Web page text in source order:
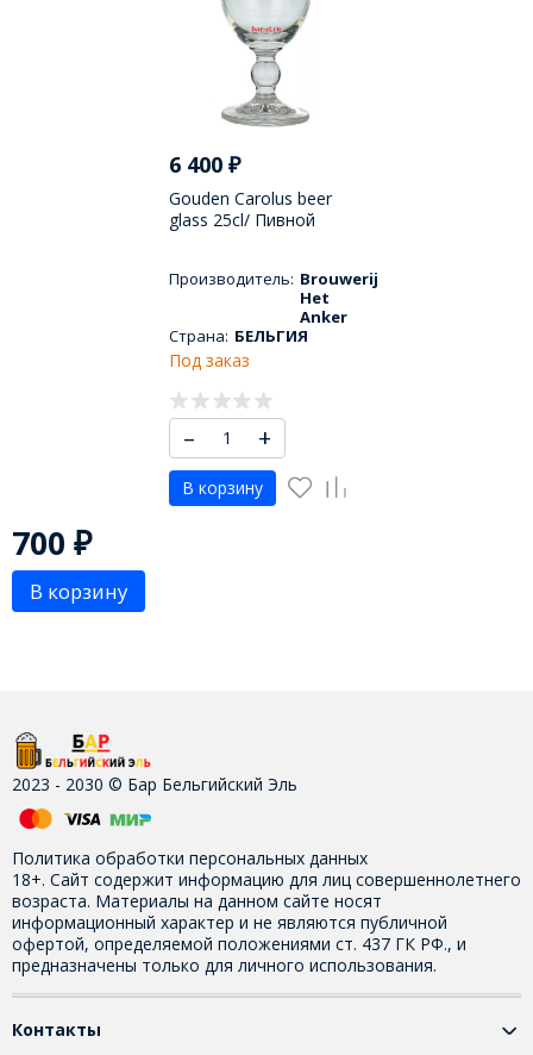
6 400 ₽
Gouden Carolus beer
glass 25cl/ Пивной
Производитель: Brouwerij
Het
Anker
Страна: БЕЛЬГИЯ
Под заказ
– +
В корзину
700 ₽
В корзину
2023 - 2030 © Бар Бельгийский Эль
Политика обработки персональных данных
18+. Сайт содержит информацию для лиц совершеннолетнего
возраста. Материалы на данном сайте носят
информационный характер и не являются публичной
офертой, определяемой положениями ст. 437 ГК РФ., и
предназначены только для личного использования.
Контакты